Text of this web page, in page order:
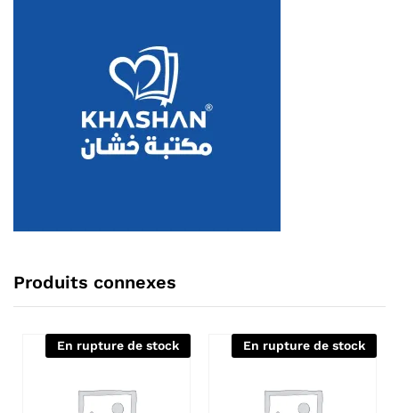
Produits connexes
En rupture de stock En rupture de stock